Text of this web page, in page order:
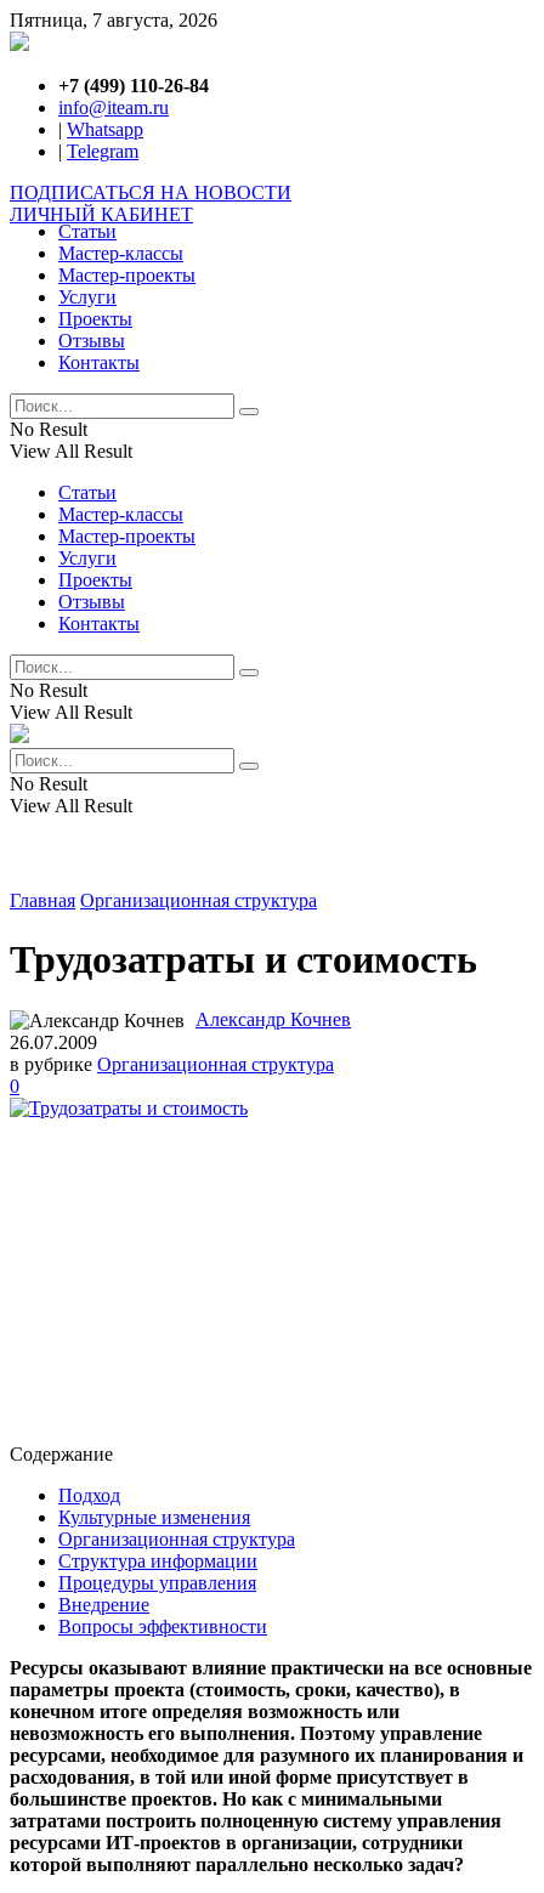
Пятница, 7 августа, 2026
+7 (499) 110-26-84
info@iteam.ru
| Whatsapp
| Telegram
ПОДПИСАТЬСЯ НА НОВОСТИ
ЛИЧНЫЙ КАБИНЕТ
Статьи
Мастер-классы
Мастер-проекты
Услуги
Проекты
Отзывы
Контакты
No Result
View All Result
Статьи
Мастер-классы
Мастер-проекты
Услуги
Проекты
Отзывы
Контакты
No Result
View All Result
No Result
View All Result
Главная Организационная структура
Трудозатраты и стоимость
Александр Кочнев
26.07.2009
в рубрике Организационная структура
0
Содержание
Подход
Культурные изменения
Организационная структура
Структура информации
Процедуры управления
Внедрение
Вопросы эффективности
Ресурсы оказывают влияние практически на все основные
параметры проекта (стоимость, сроки, качество), в
конечном итоге определяя возможность или
невозможность его выполнения. Поэтому управление
ресурсами, необходимое для разумного их планирования и
расходования, в той или иной форме присутствует в
большинстве проектов. Но как с минимальными
затратами построить полноценную систему управления
ресурсами ИТ-проектов в организации, сотрудники
которой выполняют параллельно несколько задач?